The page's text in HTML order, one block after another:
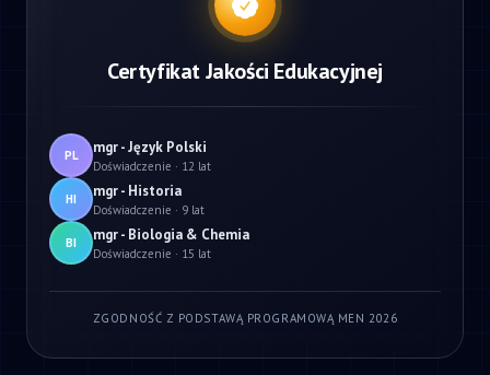
Certyfikat Jakości Edukacyjnej
PL mgr - Język Polski
Doświadczenie · 12 lat
HI mgr - Historia
Doświadczenie · 9 lat
BI mgr - Biologia & Chemia
Doświadczenie · 15 lat
ZGODNOŚĆ Z PODSTAWĄ PROGRAMOWĄ MEN 2026